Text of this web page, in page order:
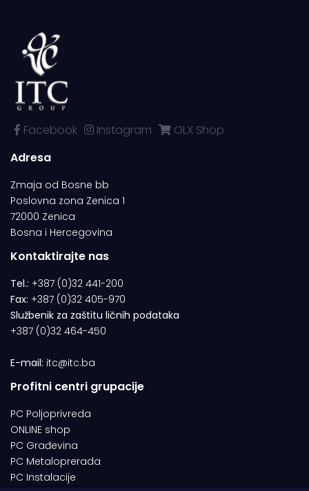
Facebook Instagram
OLX Shop
Adresa
Zmaja od Bosne bb
Poslovna zona Zenica 1
72000 Zenica
Bosna i Hercegovina
Kontaktirajte nas
Tel.: +387 (0)32 441-200
Fax: +387 (0)32 405-970
Službenik za zaštitu ličnih podataka
+387 (0)32 464-450
E-mail: itc@itc.ba
Profitni centri grupacije
PC Poljoprivreda
ONLINE shop
PC Građevina
PC Metaloprerada
PC Instalacije